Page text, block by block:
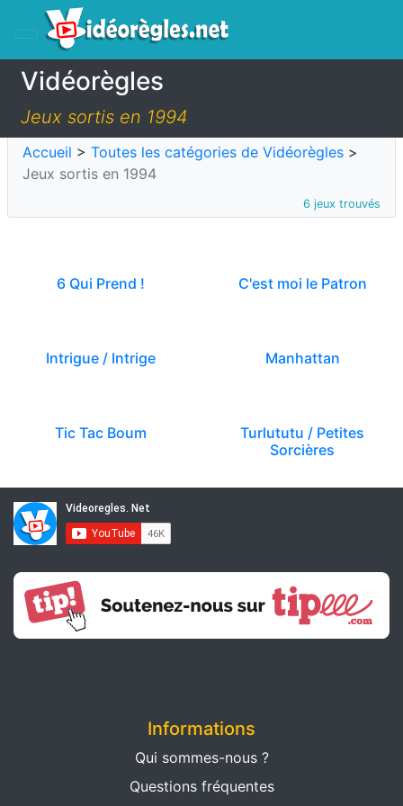
Vidéorègles
Jeux sortis en 1994
Accueil > Toutes les catégories de Vidéorègles >
Jeux sortis en 1994
6 jeux trouvés
6 Qui Prend ! C'est moi le Patron
Intrigue / Intrige Manhattan
Tic Tac Boum
Turlututu / Petites
Sorcières
Informations
Qui sommes-nous ?
Questions fréquentes